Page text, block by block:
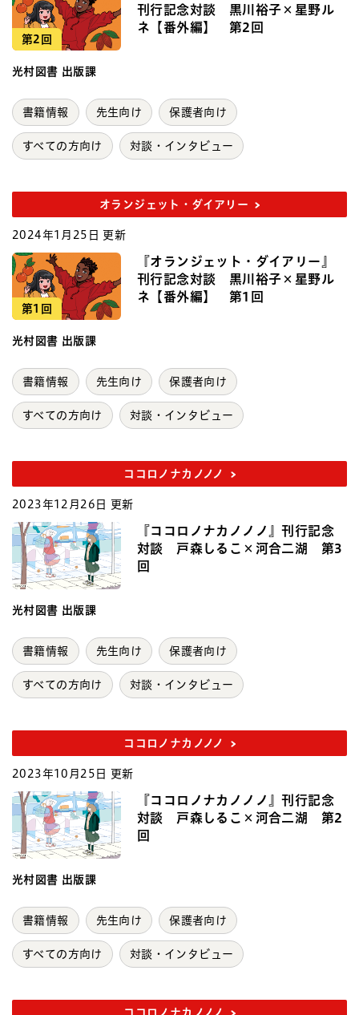
第2回
刊行記念対談 黒川裕子×星野ル
ネ【番外編】 第2回
光村図書 出版課
書籍情報 先生向け 保護者向け
すべての方向け 対談・インタビュー
オランジェット・ダイアリー
2024年1月25日 更新
第1回
『オランジェット・ダイアリー』
刊行記念対談 黒川裕子×星野ル
ネ【番外編】 第1回
光村図書 出版課
書籍情報 先生向け 保護者向け
すべての方向け 対談・インタビュー
ココロノナカノノノ
2023年12月26日 更新
『ココロノナカノノノ』刊行記念
対談 戸森しるこ×河合二湖 第3
回
光村図書 出版課
書籍情報 先生向け 保護者向け
すべての方向け 対談・インタビュー
ココロノナカノノノ
2023年10月25日 更新
『ココロノナカノノノ』刊行記念
対談 戸森しるこ×河合二湖 第2
回
光村図書 出版課
書籍情報 先生向け 保護者向け
すべての方向け 対談・インタビュー